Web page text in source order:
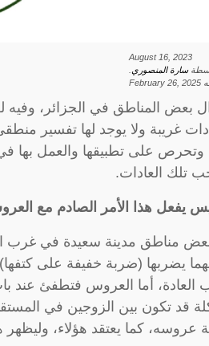
August 16, 2023
سارة المنصوري
February 26, 2025
بعض المناطق في الجزائر،
غريبة ولا يوجد لها تفسير
وتحرص على تطبيقها والعمل
تلك العادات.
يفعل هذا الأمر الصادم مع
مناطق مدينة سعيدة في غرب
يضربها (ضربة خفيفة على
أما العروس فتطفئ عند
قد تكون بين الزوجين في
عروسه، كما يعتقد هؤلاء، وليظهر